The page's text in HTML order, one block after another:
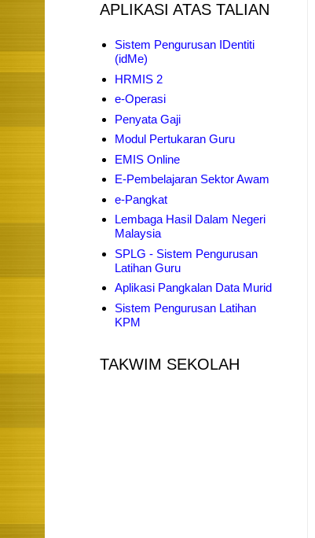
APLIKASI ATAS TALIAN
Sistem Pengurusan IDentiti
(idMe)
HRMIS 2
e-Operasi
Penyata Gaji
Modul Pertukaran Guru
EMIS Online
E-Pembelajaran Sektor Awam
e-Pangkat
Lembaga Hasil Dalam Negeri
Malaysia
SPLG - Sistem Pengurusan
Latihan Guru
Aplikasi Pangkalan Data Murid
Sistem Pengurusan Latihan
KPM
TAKWIM SEKOLAH